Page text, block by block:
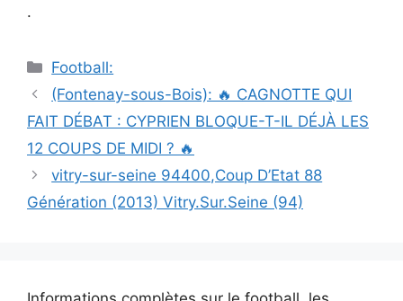
.
Catégories
Football:
Navigation
des
(Fontenay-sous-Bois): 🔥 CAGNOTTE QUI
FAIT DÉBAT : CYPRIEN BLOQUE-T-IL DÉJÀ LES
12 COUPS DE MIDI ? 🔥
vitry-sur-seine 94400,Coup D’Etat 88
Génération (2013) Vitry.Sur.Seine (94)